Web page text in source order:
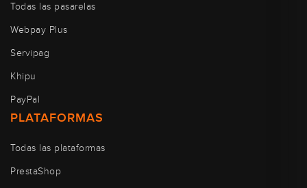
Todas las pasarelas
Webpay Plus
Servipag
Khipu
PayPal
PLATAFORMAS
Todas las plataformas
PrestaShop